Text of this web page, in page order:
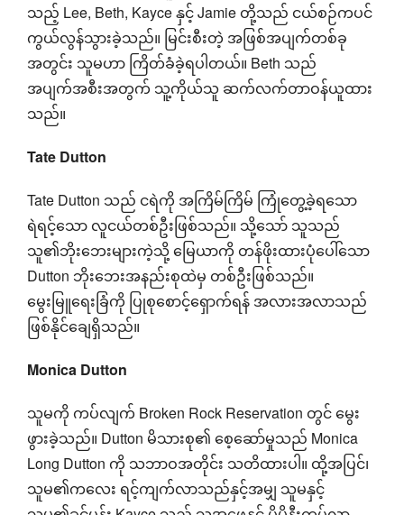
သည့် Lee, Beth, Kayce နှင့် Jamie တို့သည် ငယ်စဉ်ကပင်
ကွယ်လွန်သွားခဲ့သည်။ မြင်းစီးတဲ့ အဖြစ်အပျက်တစ်ခု
အတွင်း သူမဟာ ကြိတ်ခံခဲ့ရပါတယ်။ Beth သည်
အပျက်အစီးအတွက် သူ့ကိုယ်သူ ဆက်လက်တာဝန်ယူထား
သည်။
Tate Dutton
Tate Dutton သည် ငရဲကို အကြိမ်ကြိမ် ကြုံတွေ့ခဲ့ရသော
ရဲရင့်သော လူငယ်တစ်ဦးဖြစ်သည်။ သို့သော် သူသည်
သူ၏ဘိုးဘေးများကဲ့သို့ မြေယာကို တန်ဖိုးထားပုံပေါ်သော
Dutton ဘိုးဘေးအနည်းစုထဲမှ တစ်ဦးဖြစ်သည်။
မွေးမြူရေးခြံကို ပြုစုစောင့်ရှောက်ရန် အလားအလာသည်
ဖြစ်နိုင်ချေရှိသည်။
Monica Dutton
သူမကို ကပ်လျက် Broken Rock Reservation တွင် မွေး
ဖွားခဲ့သည်။ Dutton မိသားစု၏ စေ့ဆော်မှုသည် Monica
Long Dutton ကို သဘာဝအတိုင်း သတိထားပါ။ ထို့အပြင်၊
သူမ၏ကလေး ရင့်ကျက်လာသည်နှင့်အမျှ သူမနှင့်